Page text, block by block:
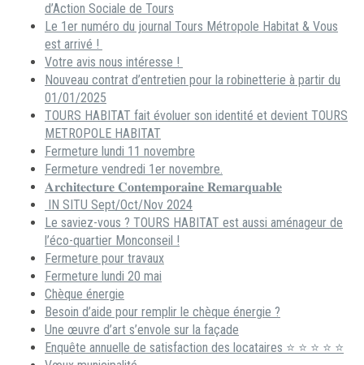
d’Action Sociale de Tours
Le 1er numéro du journal Tours Métropole Habitat & Vous
est arrivé !
Votre avis nous intéresse !
Nouveau contrat d’entretien pour la robinetterie à partir du
01/01/2025
TOURS HABITAT fait évoluer son identité et devient TOURS
METROPOLE HABITAT
Fermeture lundi 11 novembre
Fermeture vendredi 1er novembre.
𝐀𝐫𝐜𝐡𝐢𝐭𝐞𝐜𝐭𝐮𝐫𝐞 𝐂𝐨𝐧𝐭𝐞𝐦𝐩𝐨𝐫𝐚𝐢𝐧𝐞 𝐑𝐞𝐦𝐚𝐫𝐪𝐮𝐚𝐛𝐥𝐞
IN SITU Sept/Oct/Nov 2024
Le saviez-vous ? TOURS HABITAT est aussi aménageur de
l’éco-quartier Monconseil !
Fermeture pour travaux
Fermeture lundi 20 mai
Chèque énergie
Besoin d’aide pour remplir le chèque énergie ?
Une œuvre d’art s’envole sur la façade
Enquête annuelle de satisfaction des locataires ⭐ ⭐ ⭐ ⭐ ⭐